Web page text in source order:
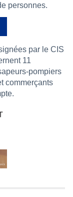
personnes.
par le CIS
11
pompiers
commerçants